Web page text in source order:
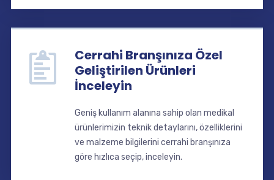
Cerrahi Branşınıza Özel
Geliştirilen Ürünleri
İnceleyin
Geniş kullanım alanına sahip olan medikal
ürünlerimizin teknik detaylarını, özelliklerini
ve malzeme bilgilerini cerrahi branşınıza
göre hızlıca seçip, inceleyin.